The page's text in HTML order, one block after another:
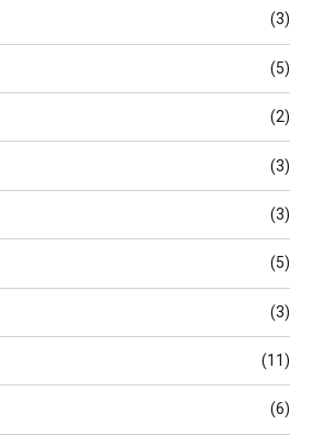
(3)
(5)
(2)
(3)
(3)
(5)
(3)
(11)
(6)